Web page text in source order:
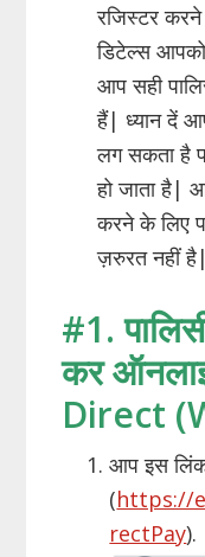
रजिस्टर
डिटेल्स
आप सही
हैं| ध्यान दें
लग सकता है
हो जाता है|
करने के लिए
ज़रुरत नहीं है|
#1.
कर
Direct
आप इस
(https://
rectPay).